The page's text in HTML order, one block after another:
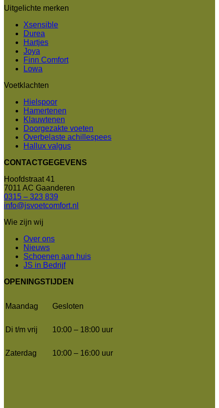
Uitgelichte merken
Xsensible
Durea
Hartjes
Joya
Finn Comfort
Lowa
Voetklachten
Hielspoor
Hamertenen
Klauwtenen
Doorgezakte voeten
Overbelaste achillespees
Hallux valgus
CONTACTGEGEVENS
Hoofdstraat 41
7011 AC Gaanderen
0315 – 323 839
info@jsvoetcomfort.nl
Wie zijn wij
Over ons
Nieuws
Schoenen aan huis
JS in Bedrijf
OPENINGSTIJDEN
Maandag Gesloten
Di t/m vrij 10:00 – 18:00 uur
Zaterdag 10:00 – 16:00 uur